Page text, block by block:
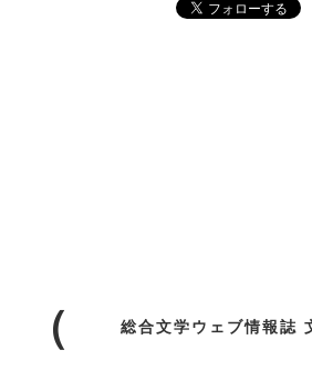
総合文学ウェブ情報誌